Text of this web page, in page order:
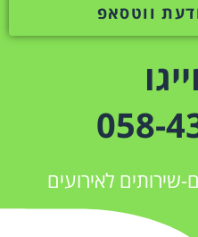
ווטסאפ
058-
שירותים לאירועים